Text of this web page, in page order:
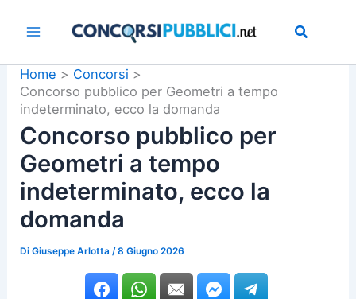
Home
Concorsi
Concorso pubblico per Geometri a tempo
indeterminato, ecco la domanda
Concorso pubblico per
Geometri a tempo
indeterminato, ecco la
domanda
DiGiuseppe Arlotta /8 Giugno 2026